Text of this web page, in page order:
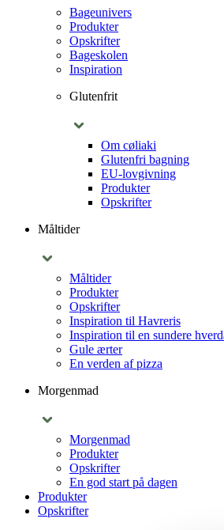
Bageunivers
Produkter
Opskrifter
Bageskolen
Inspiration
Glutenfrit
Om cøliaki
Glutenfri bagning
EU-lovgivning
Produkter
Opskrifter
Måltider
Måltider
Produkter
Opskrifter
Inspiration til Havreris
Inspiration til en sundere
Gule ærter
En verden af pizza
Morgenmad
Morgenmad
Produkter
Opskrifter
En god start på dagen
Produkter
Opskrifter